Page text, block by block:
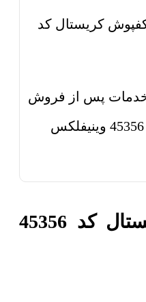
کریستال کد
پس از فروش
خرید کفپوش کریستال کد 45356